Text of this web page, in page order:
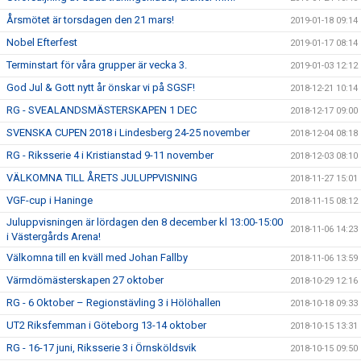
Årsmötet är torsdagen den 21 mars! 2019-01-18 09:14
Nobel Efterfest 2019-01-17 08:14
Terminstart för våra grupper är vecka 3. 2019-01-03 12:12
God Jul & Gott nytt år önskar vi på SGSF! 2018-12-21 10:14
RG - SVEALANDSMÄSTERSKAPEN 1 DEC 2018-12-17 09:00
SVENSKA CUPEN 2018 i Lindesberg 24-25 november 2018-12-04 08:18
RG - Riksserie 4 i Kristianstad 9-11 november 2018-12-03 08:10
VÄLKOMNA TILL ÅRETS JULUPPVISNING 2018-11-27 15:01
VGF-cup i Haninge 2018-11-15 08:12
Juluppvisningen är lördagen den 8 december kl 13:00-15:00
i Västergårds Arena!
2018-11-06 14:23
Välkomna till en kväll med Johan Fallby 2018-11-06 13:59
Värmdömästerskapen 27 oktober 2018-10-29 12:16
RG - 6 Oktober – Regionstävling 3 i Hölöhallen 2018-10-18 09:33
UT2 Riksfemman i Göteborg 13-14 oktober 2018-10-15 13:31
RG - 16-17 juni, Riksserie 3 i Örnsköldsvik 2018-10-15 09:50